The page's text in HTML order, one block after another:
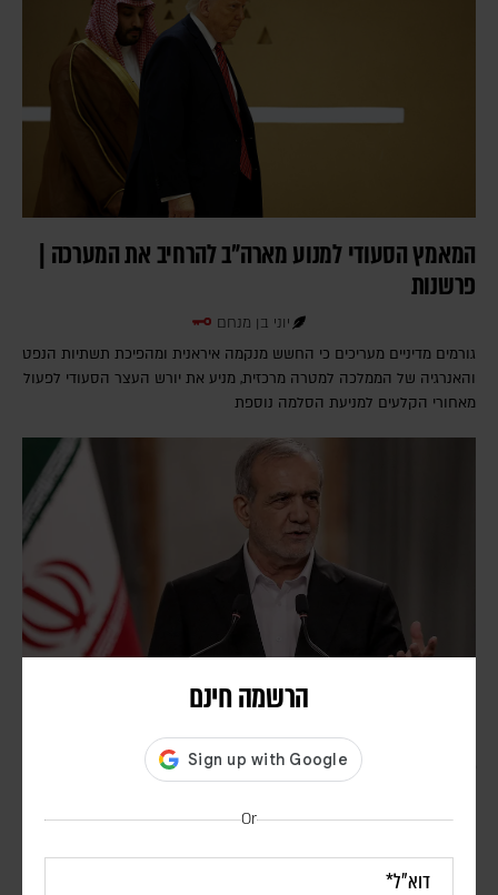
הרשמה חינם
Or
המאמץ הסעודי למנוע מארה"ב להרחיב את המערכה |
פרשנות
יוני בן מנחם
גורמים מדיניים מעריכים כי החשש מנקמה איראנית ומהפיכת תשתיות הנפט
והאנרגיה של הממלכה למטרה מרכזית, מניע את יורש העצר הסעודי לפעול
מאחורי הקלעים למניעת הסלמה נוספת
המתקפות על פזשכיאן חושפות את מאבקי הכוח
בצמרת המשטר האיראני | פרשנות
נשיא איראן יצא נגד הטענות כי שקל להתפטר וכי קיימות מחלוקות בינו
לבין המנהיג העליון. גורמי ביטחון מעריכים כי הביקורת כלפיו מעידה על
מאבק גובר מאחורי הקלעים בשאלה מי מקבל את ההחלטות בטהראן.